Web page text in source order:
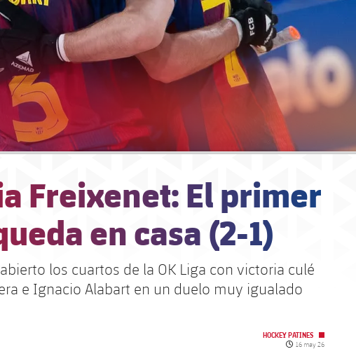
Freixenet: El primer
en casa (2-1)
los cuartos de la OK Liga con victoria culé
e Ignacio Alabart en un duelo muy igualado
HOCKEY PATINES
Fecha de publicación
16 may 26